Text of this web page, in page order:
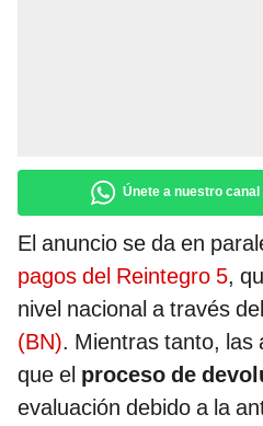
Únete a nuestro
El anuncio se da en
pagos del Reintegro 5,
nivel nacional a través del
(BN). Mientras tanto, las
que el proceso de
evaluación debido a la